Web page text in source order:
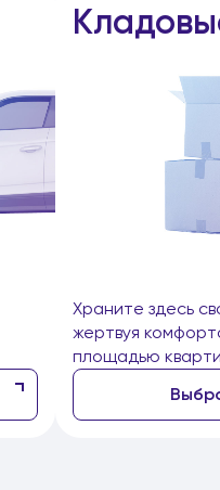
Храните здесь
жертвуя
площадью